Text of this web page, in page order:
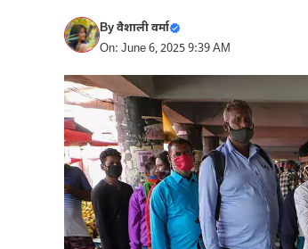
Byवैशाली वर्मा
On: June 6, 2025 9:39 AM